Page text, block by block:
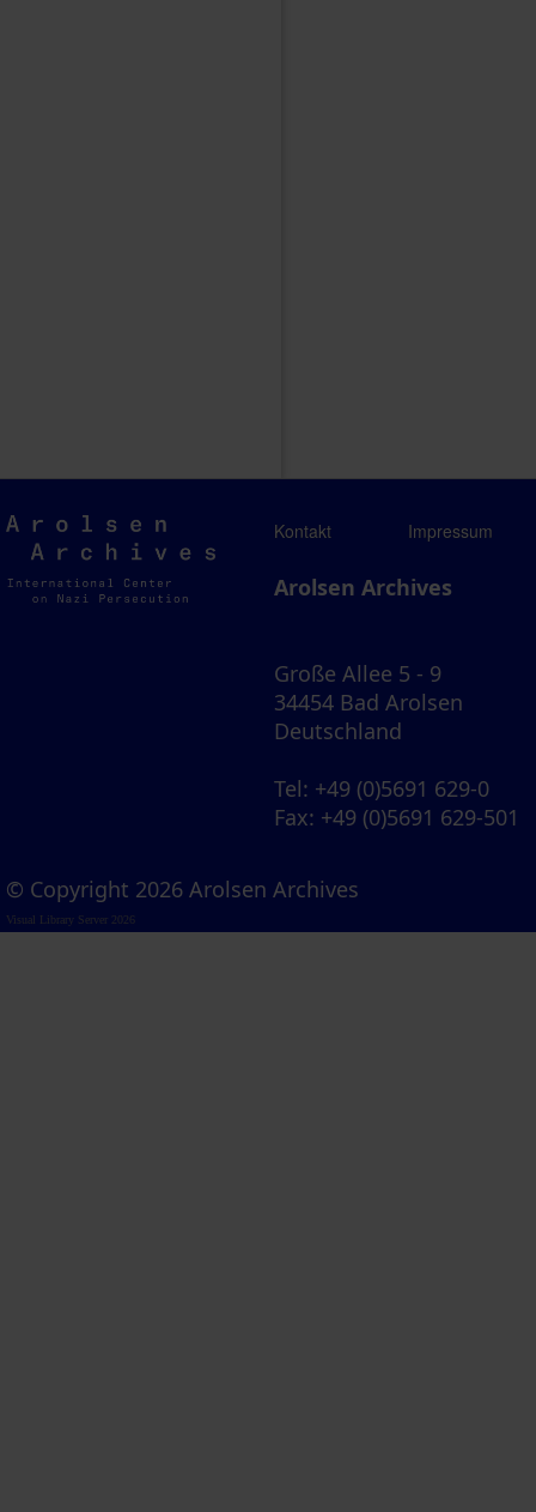
Arolsen
Archives
Kontakt Impressum
Arolsen Archives
Große Allee 5 - 9
34454 Bad Arolsen
Deutschland
Tel: +49 (0)5691 629-0
Fax: +49 (0)5691 629-501
© Copyright 2026 Arolsen Archives
Visual Library Server 2026